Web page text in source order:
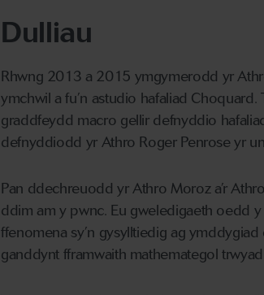
Dulliau
Rhwng 2013 a 2015 ymgymerodd yr
ymchwil a fu’n astudio hafaliad
graddfeydd macro gellir defnyddio
defnyddiodd yr Athro Roger Penrose yr
Pan ddechreuodd yr Athro Moroz a’r
ddim am y pwnc. Eu gweledigaeth oedd
ffenomena sy’n gysylltiedig ag
ganddynt fframwaith mathemategol